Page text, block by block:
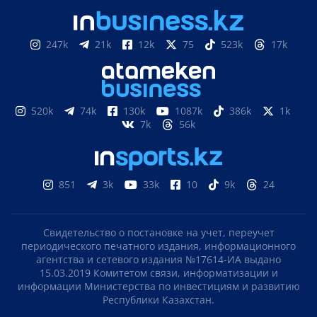
247k 21k 12k 75 523k 17k
520k 74k 130k 1087k 386k
1k
7k
56k
851 3k 33k 10 9k 24
Свидетельство о постановке на учет, переучет
периодического печатного издания, информационного
агентства и сетевого издания №17614-ИА выдано
15.03.2019 Комитетом связи, информатизации и
информации Министерства по инвестициям и развитию
Республики Казахстан.